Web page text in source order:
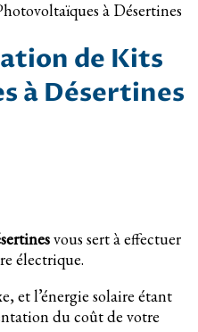
à Désertines
de Kits
à Désertines
vous sert à effectuer
électrique.
et l’énergie solaire étant
du coût de votre